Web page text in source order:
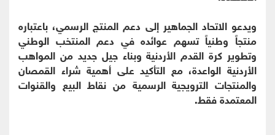
ويدعو الاتحاد الجماهير إلى دعم المنتج الرسمي، باعتباره
منتجاً وطنياً تسهم عوائده في دعم المنتخب الوطني
وتطوير كرة القدم الأردنية وبناء جيل جديد من المواهب
الأردنية الواعدة، مع التأكيد على أهمية شراء القمصان
والمنتجات الترويجية الرسمية من نقاط البيع والقنوات
المعتمدة فقط.